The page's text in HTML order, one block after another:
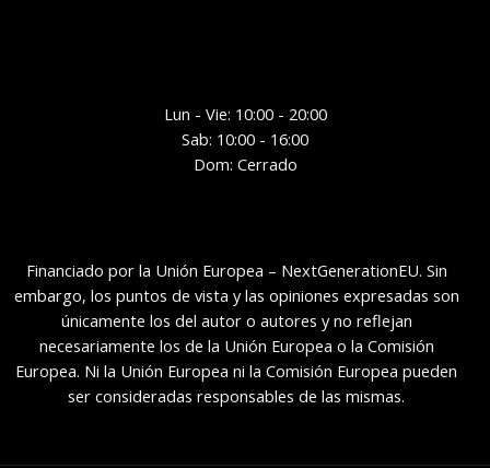
Lun - Vie: 10:00 - 20:00
Sab: 10:00 - 16:00
Dom: Cerrado
Financiado por la Unión Europea – NextGenerationEU. Sin
embargo, los puntos de vista y las opiniones expresadas son
únicamente los del autor o autores y no reflejan
necesariamente los de la Unión Europea o la Comisión
Europea. Ni la Unión Europea ni la Comisión Europea pueden
ser consideradas responsables de las mismas.